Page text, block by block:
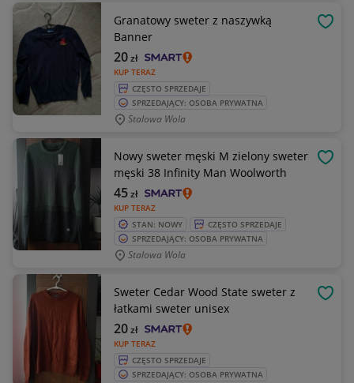
Granatowy sweter z naszywką
Banner
KUP TERAZ
20zł
CZĘSTO SPRZEDAJE
SPRZEDAJĄCY: OSOBA PRYWATNA
Stalowa Wola
Nowy sweter męski M zielony sweter
męski 38 Infinity Man Woolworth
KUP TERAZ
45zł
STAN: NOWY
CZĘSTO SPRZEDAJE
SPRZEDAJĄCY: OSOBA PRYWATNA
Stalowa Wola
Sweter Cedar Wood State sweter z
łatkami sweter unisex
KUP TERAZ
20zł
CZĘSTO SPRZEDAJE
SPRZEDAJĄCY: OSOBA PRYWATNA